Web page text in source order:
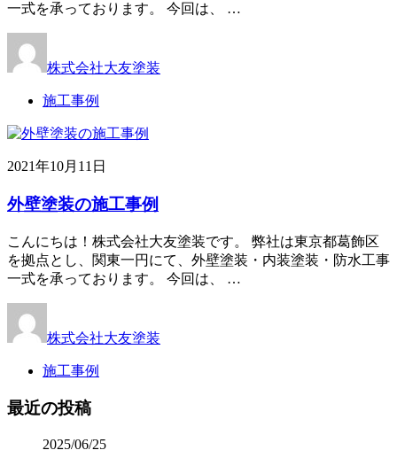
一式を承っております。 今回は、 …
株式会社大友塗装
施工事例
2021年10月11日
外壁塗装の施工事例
こんにちは！株式会社大友塗装です。 弊社は東京都葛飾区
を拠点とし、関東一円にて、外壁塗装・内装塗装・防水工事
一式を承っております。 今回は、 …
株式会社大友塗装
施工事例
最近の投稿
2025/06/25